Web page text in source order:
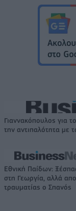
Γιαννακόπουλος για
την αντιπαλότητα με
Εθνική Παίδων:
στη Γεωργία, αλλά
τραυματίας ο Σπανός